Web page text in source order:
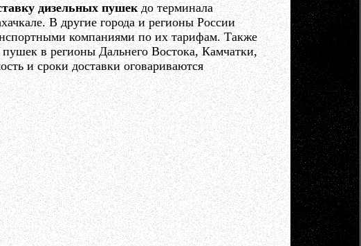
дизельных пушекдо терминала
В другие города и регионы России
компаниями по их тарифам. Также
в регионы Дальнего Востока, Камчатки,
и сроки доставки оговариваются